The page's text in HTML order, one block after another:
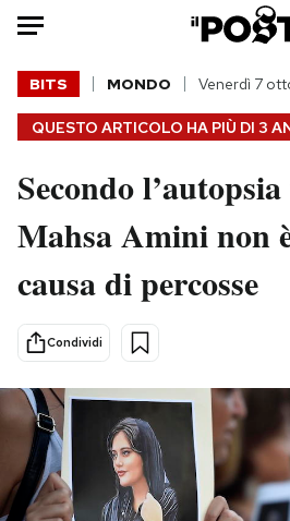
Auto
HOME
Italia
Politica
Tecnologia
Scienza
Economia
Sport
QUESTO ARTICOLO HA PIÙ DI 3
BITS MONDO Venerdì 7
Secondo
Mahsa Amini non
causa di percosse
Condividi